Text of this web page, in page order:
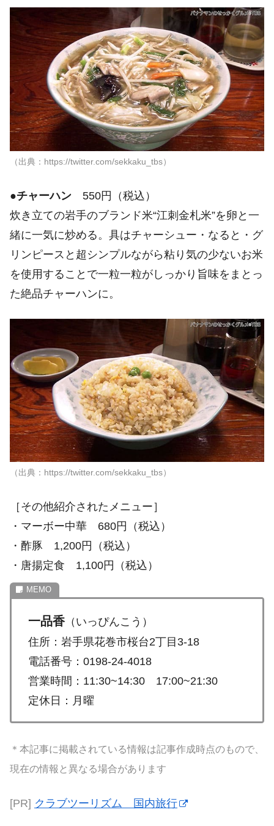
（出典：https://twitter.com/sekkaku_tbs）
●チャーハン 550円（税込）
炊き立ての岩手のブランド米“江刺金札米”を卵と一
緒に一気に炒める。具はチャーシュー・なると・グ
リンピースと超シンプルながら粘り気の少ないお米
を使用することで一粒一粒がしっかり旨味をまとっ
た絶品チャーハンに。
（出典：https://twitter.com/sekkaku_tbs）
［その他紹介されたメニュー］
・マーボー中華 680円（税込）
・酢豚 1,200円（税込）
・唐揚定食 1,100円（税込）
一品香（いっぴんこう）
住所：岩手県花巻市桜台2丁目3-18
電話番号：0198-24-4018
営業時間：11:30~14:30 17:00~21:30
定休日：月曜
＊本記事に掲載されている情報は記事作成時点のもので、
現在の情報と異なる場合があります
[PR] クラブツーリズム 国内旅行